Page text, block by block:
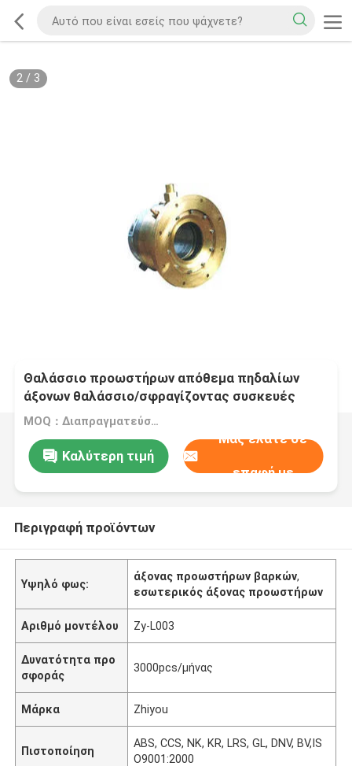
2/ 3
Θαλάσσιο προωστήρων απόθεμα πηδαλίων
άξονων θαλάσσιο/σφραγίζοντας συσκευές
περονών
MOQ：Διαπραγματεύσιμο
Καλύτερη τιμή
Μας ελάτε σε
επαφή με
Περιγραφή προϊόντων
Υψηλό φως:
άξονας προωστήρων βαρκών,
εσωτερικός άξονας προωστήρων
Αριθμό μοντέλου Zy-L003
Δυνατότητα προ
σφοράς
3000pcs/μήνας
Μάρκα Zhiyou
Πιστοποίηση
ABS, CCS, NK, KR, LRS, GL, DNV, BV,IS
O9001:2000